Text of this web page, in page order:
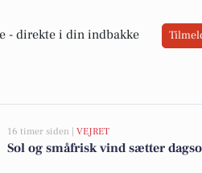
- direkte i din indbakke
16 timer siden | VEJRET
Sol og småfrisk vind sætter